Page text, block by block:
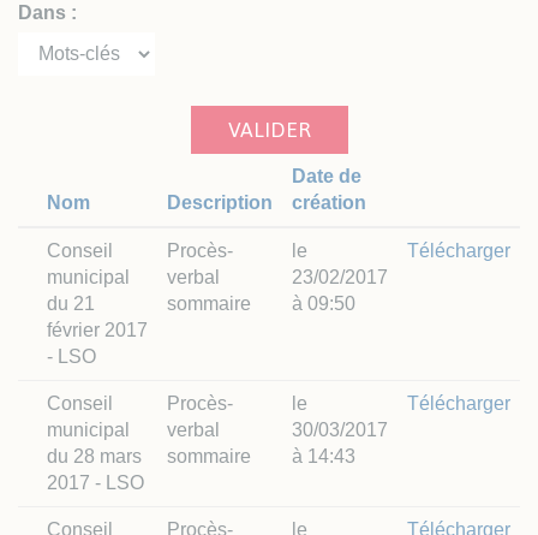
Dans :
VALIDER
Nom Description
Date de
création
Conseil
municipal
du 21
février 2017
- LSO
Procès-
verbal
sommaire
le
23/02/2017
à 09:50
Télécharger
Conseil
municipal
du 28 mars
2017 - LSO
Procès-
verbal
sommaire
le
30/03/2017
à 14:43
Télécharger
Conseil
Procès-
le
Télécharger